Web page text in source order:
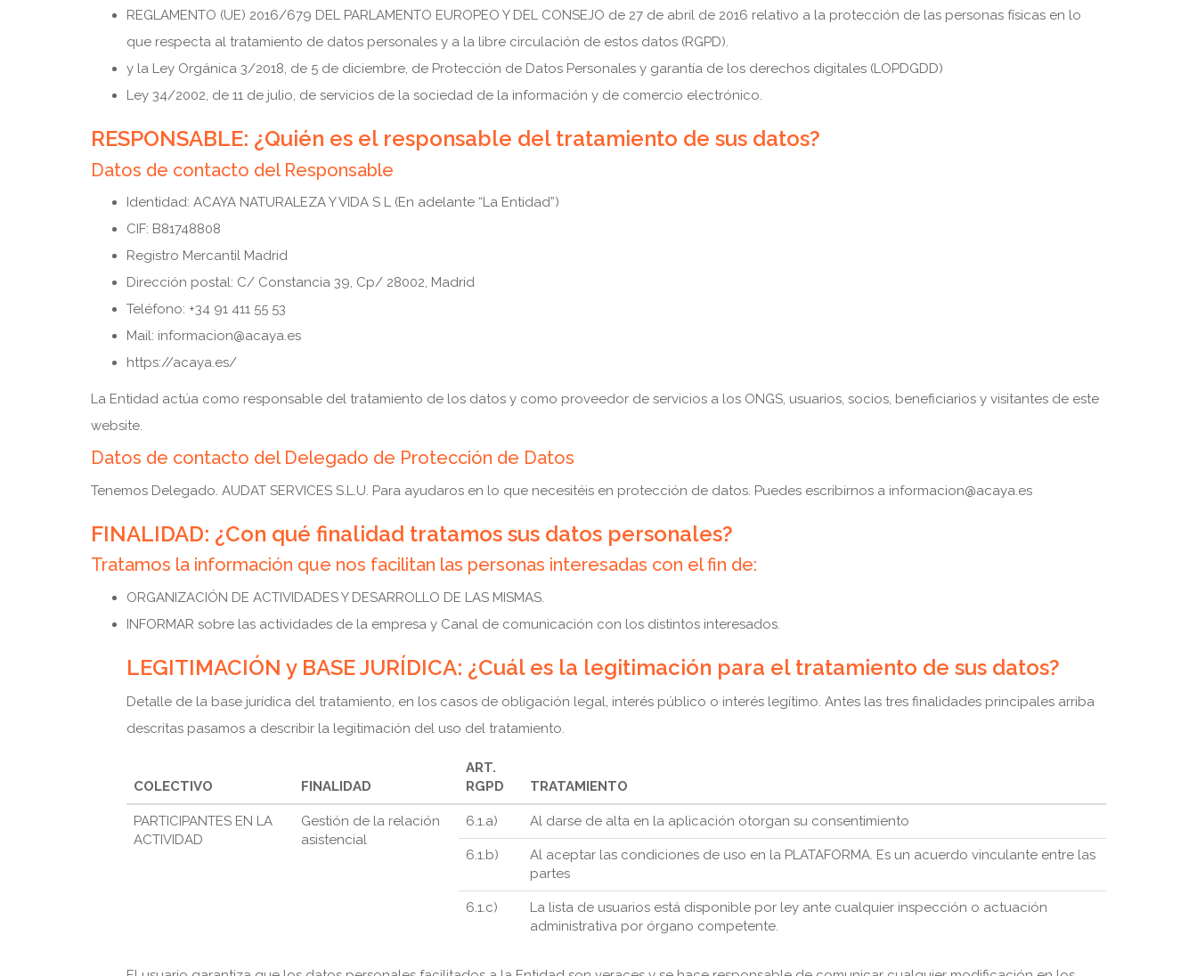
REGLAMENTO (UE) 2016/679 DEL PARLAMENTO EUROPEO Y DEL CONSEJO de 27 de abril de 2016 relativo a la protección de las personas físicas en lo
que respecta al tratamiento de datos personales y a la libre circulación de estos datos (RGPD).
y la Ley Orgánica 3/2018, de 5 de diciembre, de Protección de Datos Personales y garantía de los derechos digitales (LOPDGDD)
Ley 34/2002, de 11 de julio, de servicios de la sociedad de la información y de comercio electrónico.
RESPONSABLE: ¿Quién es el responsable del tratamiento de sus datos?
Datos de contacto del Responsable
Identidad: ACAYA NATURALEZA Y VIDA S L (En adelante “La Entidad”)
CIF: B81748808
Registro Mercantil Madrid
Dirección postal: C/ Constancia 39, Cp/ 28002, Madrid
Teléfono: +34 91 411 55 53
Mail: informacion@acaya.es
https://acaya.es/
La Entidad actúa como responsable del tratamiento de los datos y como proveedor de servicios a los ONGS, usuarios, socios, beneficiarios y visitantes de este
website.
Datos de contacto del Delegado de Protección de Datos
Tenemos Delegado. AUDAT SERVICES S.L.U. Para ayudaros en lo que necesitéis en protección de datos. Puedes escribirnos a informacion@acaya.es
FINALIDAD: ¿Con qué finalidad tratamos sus datos personales?
Tratamos la información que nos facilitan las personas interesadas con el fin de:
ORGANIZACIÓN DE ACTIVIDADES Y DESARROLLO DE LAS MISMAS.
INFORMAR sobre las actividades de la empresa y Canal de comunicación con los distintos interesados.
LEGITIMACIÓN y BASE JURÍDICA: ¿Cuál es la legitimación para el tratamiento de sus datos?
Detalle de la base jurídica del tratamiento, en los casos de obligación legal, interés público o interés legítimo. Antes las tres finalidades principales arriba
descritas pasamos a describir la legitimación del uso del tratamiento.
COLECTIVO FINALIDAD
ART.
RGPD
TRATAMIENTO
PARTICIPANTES EN LA
ACTIVIDAD
Gestión de la relación
asistencial
6.1.a) Al darse de alta en la aplicación otorgan su consentimiento
6.1.b)
Al aceptar las condiciones de uso en la PLATAFORMA. Es un acuerdo vinculante entre las
partes
6.1.c)
La lista de usuarios está disponible por ley ante cualquier inspección o actuación
administrativa por órgano competente.